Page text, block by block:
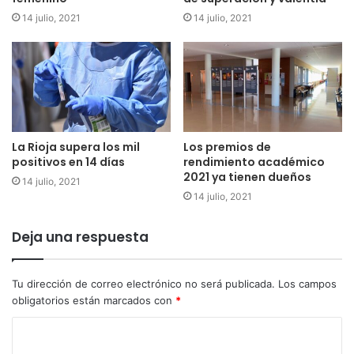
combatir el uso del euskera como un elemento separador,
recordando lo que es, una lengua española más”.
De ahí la propuesta de incluir el euskera en los objetivos
de investigación filológica. “Queremos aprovechar ese
acervo histórico que tenemos para convertir La Rioja en un
centro de investigación lingüística”.
14 julio, 2021 14 julio, 2021
La Rioja supera los mil
positivos en 14 días
14 julio, 2021
Los premios de
rendimiento académico
2021 ya tienen dueños
14 julio, 2021
Deja una respuesta
Tu dirección de correo electrónico no será publicada. Los campos
obligatorios están marcados con *